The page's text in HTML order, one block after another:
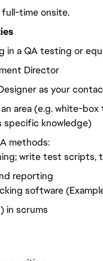
time onsite.
in a QA testing or
Director
as your
area (e.g. white-
specific knowledge)
methods:
write test scripts,
reporting
software
in scrums